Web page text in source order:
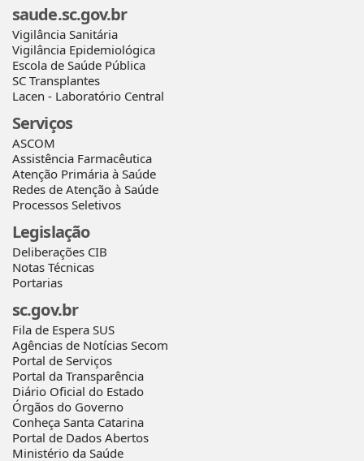
saude.sc.gov.br
Vigilância Sanitária
Vigilância Epidemiológica
Escola de Saúde Pública
SC Transplantes
Lacen - Laboratório Central
Serviços
ASCOM
Assistência Farmacêutica
Atenção Primária à Saúde
Redes de Atenção à Saúde
Processos Seletivos
Legislação
Deliberações CIB
Notas Técnicas
Portarias
sc.gov.br
Fila de Espera SUS
Agências de Notícias Secom
Portal de Serviços
Portal da Transparência
Diário Oficial do Estado
Órgãos do Governo
Conheça Santa Catarina
Portal de Dados Abertos
Ministério da Saúde